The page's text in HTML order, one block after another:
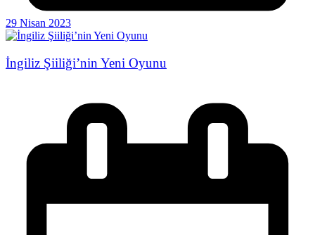
29 Nisan 2023
İngiliz Şiiliği’nin Yeni Oyunu